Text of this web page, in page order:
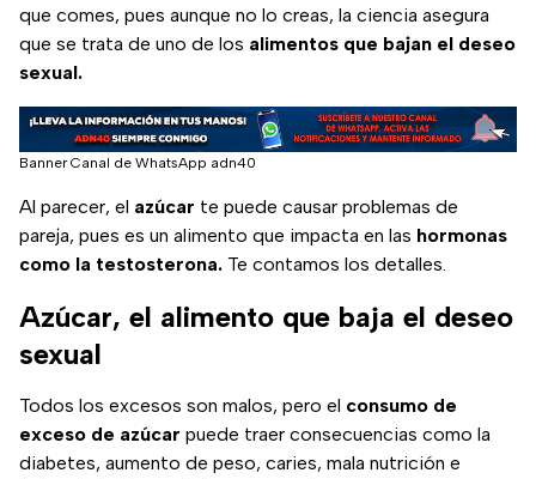
que comes, pues aunque no lo creas, la ciencia asegura
que se trata de uno de los alimentos que bajan el deseo
sexual.
Banner Canal de WhatsApp adn40
Al parecer, el azúcar te puede causar problemas de
pareja, pues es un alimento que impacta en las hormonas
como la testosterona. Te contamos los detalles.
Azúcar, el alimento que baja el deseo
sexual
Todos los excesos son malos, pero el consumo de
exceso de azúcar puede traer consecuencias como la
diabetes, aumento de peso, caries, mala nutrición e